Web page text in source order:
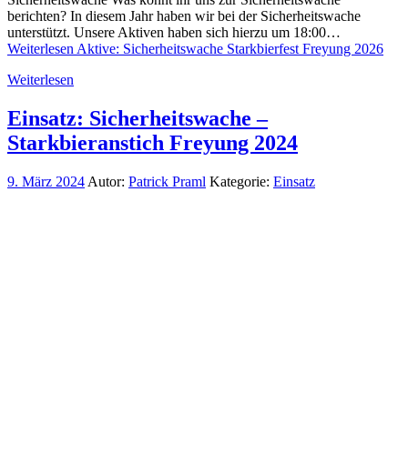
berichten? In diesem Jahr haben wir bei der Sicherheitswache
unterstützt. Unsere Aktiven haben sich hierzu um 18:00…
Weiterlesen Aktive: Sicherheitswache Starkbierfest Freyung 2026
Weiterlesen
Einsatz: Sicherheitswache –
Starkbieranstich Freyung 2024
9. März 2024 Autor: Patrick Praml Kategorie: Einsatz